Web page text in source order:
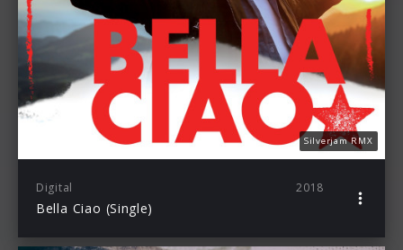
Silverjam RMX
Digital 2018
Bella Ciao (Single)